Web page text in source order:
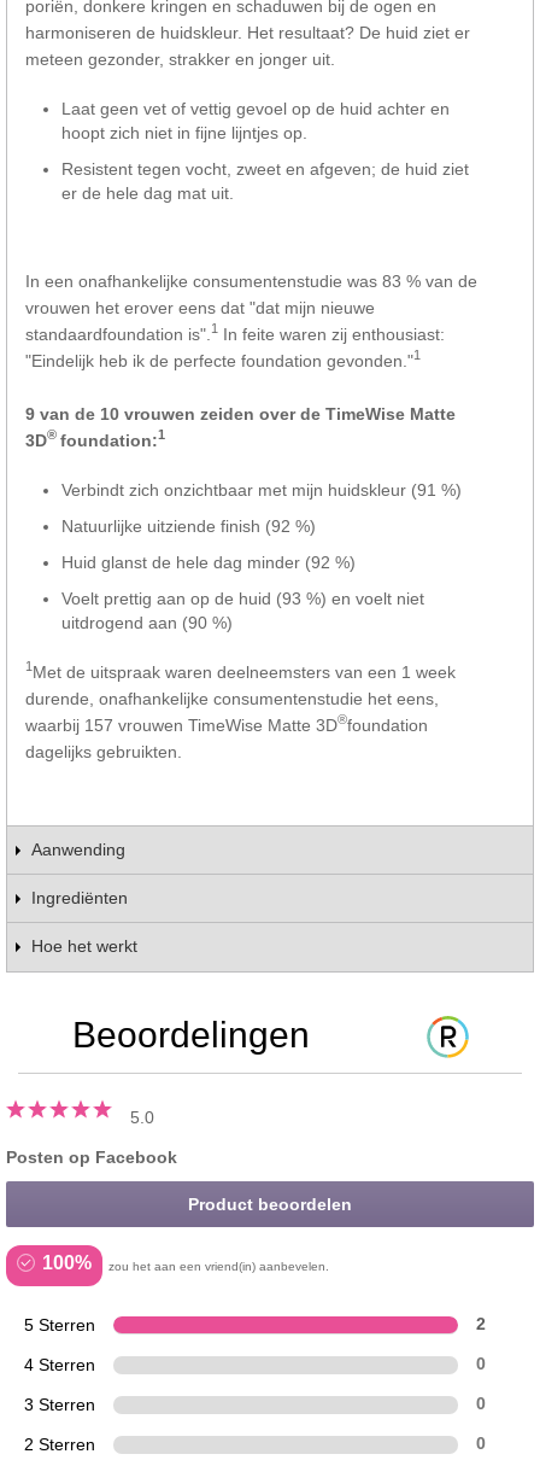
poriën, donkere kringen en schaduwen bij de ogen en
harmoniseren de huidskleur. Het resultaat? De huid ziet er
meteen gezonder, strakker en jonger uit.
Laat geen vet of vettig gevoel op de huid achter en
hoopt zich niet in fijne lijntjes op.
Resistent tegen vocht, zweet en afgeven; de huid ziet
er de hele dag mat uit.
In een onafhankelijke consumentenstudie was 83 % van de
vrouwen het erover eens dat "dat mijn nieuwe
standaardfoundation is". 1
In feite waren zij enthousiast:
"Eindelijk heb ik de perfecte foundation gevonden."1
9 van de 10 vrouwen zeiden over de TimeWise Matte
3D® foundation:1
Verbindt zich onzichtbaar met mijn huidskleur (91 %)
Natuurlijke uitziende finish (92 %)
Huid glanst de hele dag minder (92 %)
Voelt prettig aan op de huid (93 %) en voelt niet
uitdrogend aan (90 %)
1 Met de uitspraak waren deelneemsters van een 1 week
durende, onafhankelijke consumentenstudie het eens,
waarbij 157 vrouwen TimeWise Matte 3D®foundation
dagelijks gebruikten.
Aanwending
Ingrediënten
Hoe het werkt
Beoordelingen
5.0
Posten op Facebook
Product beoordelen
100% zou het aan een vriend(in) aanbevelen.
5 Sterren 2
4 Sterren 0
3 Sterren 0
2 Sterren 0